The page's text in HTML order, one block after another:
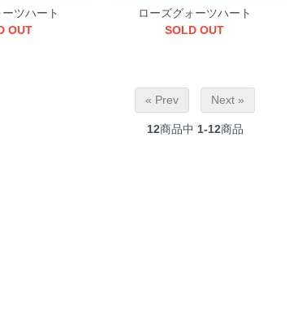
ツハート
OUT
ローズグォーツハート
SOLD OUT
« Prev Next »
12商品中 1-12商品